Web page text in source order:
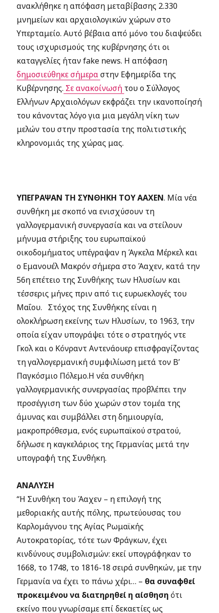
ανακλήθηκε η απόφαση μεταβίβασης 2.330
μνημείων και αρχαιολογικών χώρων στο
Υπερταμείο. Αυτό βέβαια από μόνο του διαψεύδει
τους ισχυρισμούς της κυβέρνησης ότι οι
καταγγελίες ήταν fake news. Η απόφαση
δημοσιεύθηκε σήμεραστην Εφημερίδα της
Κυβέρνησης. Σε ανακοίνωσή του ο Σύλλογος
Ελλήνων Αρχαιολόγων εκφράζει την ικανοποίησή
του κάνοντας λόγο για μια μεγάλη νίκη των
μελών του στην προστασία της πολιτιστικής
κληρονομιάς της χώρας μας.
ΥΠΕΓΡΑΨΑΝ ΤΗ ΣΥΝΘΗΚΗ ΤΟΥ ΑΑΧΕΝ. Μία νέα
συνθήκη με σκοπό να ενισχύσουν τη
γαλλογερμανική συνεργασία και να στείλουν
μήνυμα στήριξης του ευρωπαϊκού
οικοδομήματος υπέγραψαν η Άγκελα Μέρκελ και
ο Εμανουέλ Μακρόν σήμερα στο Άαχεν, κατά την
56η επέτειο της Συνθήκης των Ηλυσίων και
τέσσερις μήνες πριν από τις ευρωεκλογές του
Μαΐου. Στόχος της Συνθήκης είναι η
ολοκλήρωση εκείνης των Ηλυσίων, το 1963, την
οποία είχαν υπογράψει τότε ο στρατηγός ντε
Γκολ και ο Κόνραντ Αντενάουερ επισφραγίζοντας
τη γαλλογερμανική συμφιλίωση μετά τον Β’
Παγκόσμιο Πόλεμο.Η νέα συνθήκη
γαλλογερμανικής συνεργασίας προβλέπει την
προσέγγιση των δύο χωρών στον τομέα της
άμυνας και συμβάλλει στη δημιουργία,
μακροπρόθεσμα, ενός ευρωπαϊκού στρατού,
δήλωσε η καγκελάριος της Γερμανίας μετά την
υπογραφή της Συνθήκη.
ΑΝΑΛΥΣΗ
“Η Συνθήκη του Άαχεν – η επιλογή της
μεθοριακής αυτής πόλης, πρωτεύουσας του
Καρλομάγνου της Αγίας Ρωμαϊκής
Αυτοκρατορίας, τότε των Φράγκων, έχει
κινδύνους συμβολισμών: εκεί υπογράφηκαν το
1668, το 1748, το 1816-18 σειρά συνθηκών, με την
Γερμανία να έχει το πάνω χέρι… – θα συναφθεί
προκειμένου να διατηρηθεί η αίσθησηότι
εκείνο που γνωρίσαμε επί δεκαετίες ως